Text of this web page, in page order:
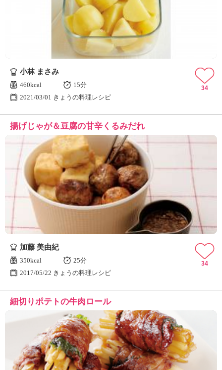
小林 まさみ
460kcal
15分
2021/03/01 きょうの料理レシピ
34
揚げじゃが＆豆腐の甘辛くるみだれ
加藤 美由紀
350kcal
25分
2017/05/22 きょうの料理レシピ
34
細切りポテトの牛肉ロール